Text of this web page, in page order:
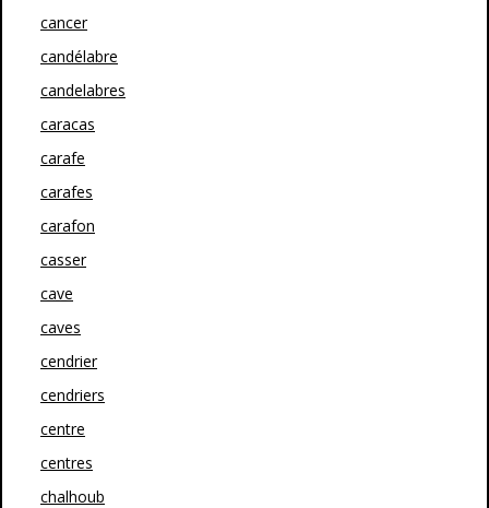
cancer
candélabre
candelabres
caracas
carafe
carafes
carafon
casser
cave
caves
cendrier
cendriers
centre
centres
chalhoub